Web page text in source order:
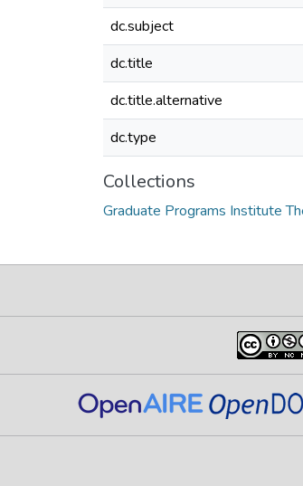
dc.subject
dc.title
dc.title.alternative
dc.type
Collections
Graduate Programs Institute